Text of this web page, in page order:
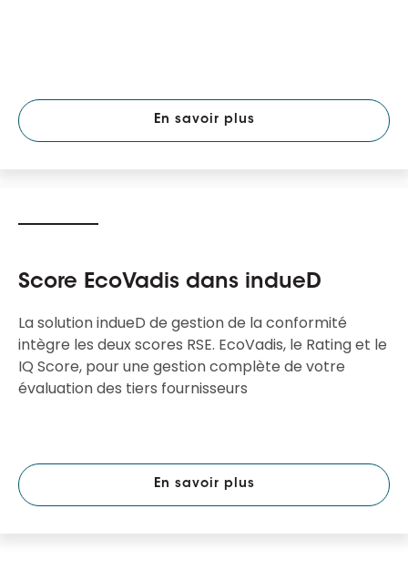
En savoir plus
Score EcoVadis dans indueD
La solution indueD de gestion de la conformité
intègre les deux scores RSE. EcoVadis, le Rating et le
IQ Score, pour une gestion complète de votre
évaluation des tiers fournisseurs
En savoir plus